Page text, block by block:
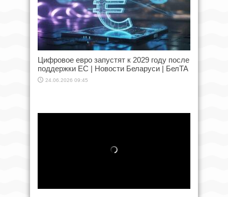
Цифровое евро запустят к 2029 году после
поддержки ЕС | Новости Беларуси | БелТА
24.06.2026 09:45